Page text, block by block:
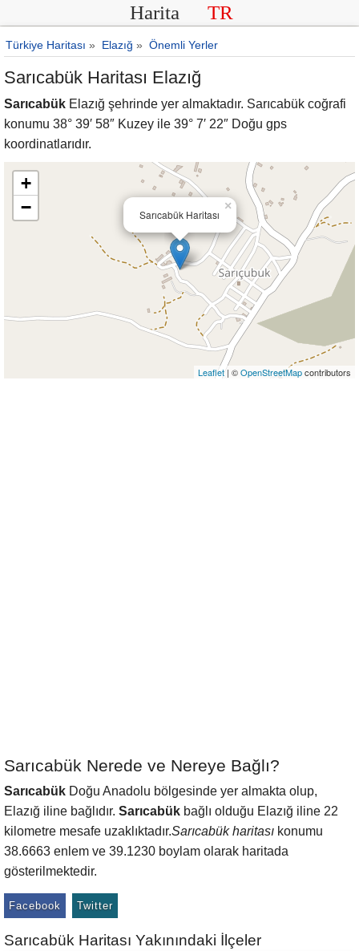
Harita TR
Türkiye Haritası » Elazığ » Önemli Yerler
Sarıcabük Haritası Elazığ
Sarıcabük Elazığ şehrinde yer almaktadır. Sarıcabük coğrafi
konumu 38° 39′ 58″ Kuzey ile 39° 7′ 22″ Doğu gps
koordinatlarıdır.
Sarıcabük Haritası
×
+
−
Leaflet | ©OpenStreetMapcontributors
Sarıcabük Nerede ve Nereye Bağlı?
Sarıcabük Doğu Anadolu bölgesinde yer almakta olup,
Elazığ iline bağlıdır. Sarıcabük bağlı olduğu Elazığ iline 22
kilometre mesafe uzaklıktadır.Sarıcabük haritası konumu
38.6663 enlem ve 39.1230 boylam olarak haritada
gösterilmektedir.
Facebook Twitter
Sarıcabük Haritası Yakınındaki İlçeler